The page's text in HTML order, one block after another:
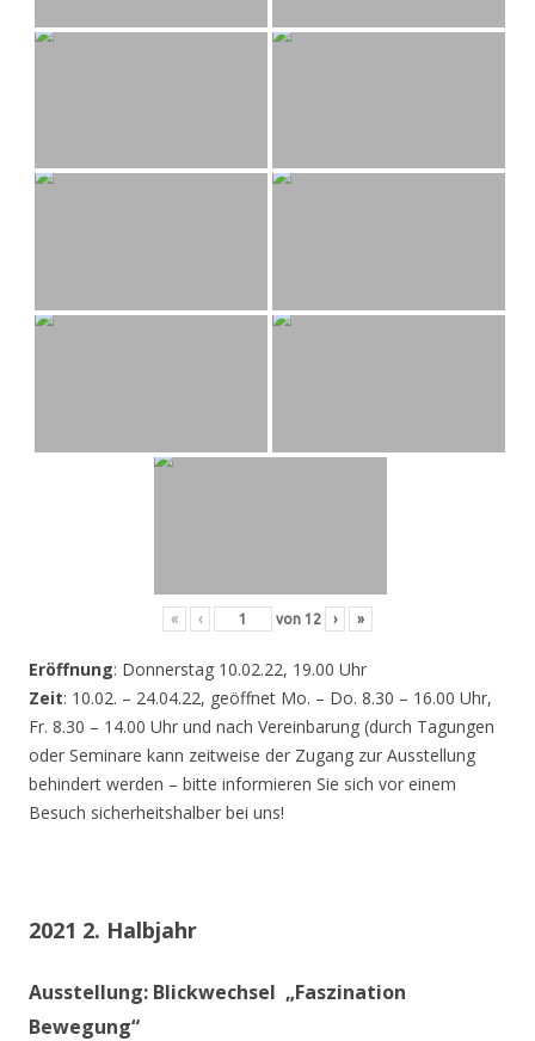
« ‹ von 12 › »
Eröffnung: Donnerstag 10.02.22, 19.00 Uhr
Zeit: 10.02. – 24.04.22, geöffnet Mo. – Do. 8.30 – 16.00 Uhr,
Fr. 8.30 – 14.00 Uhr und nach Vereinbarung (durch Tagungen
oder Seminare kann zeitweise der Zugang zur Ausstellung
behindert werden – bitte informieren Sie sich vor einem
Besuch sicherheitshalber bei uns!
2021 2. Halbjahr
Ausstellung: Blickwechsel „Faszination
Bewegung“